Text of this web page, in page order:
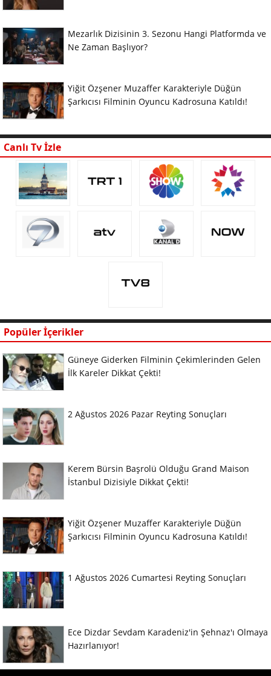
Mezarlık Dizisinin 3. Sezonu Hangi Platformda ve
Ne Zaman Başlıyor?
Yiğit Özşener Muzaffer Karakteriyle Düğün
Şarkıcısı Filminin Oyuncu Kadrosuna Katıldı!
Canlı Tv İzle
Popüler İçerikler
Güneye Giderken Filminin Çekimlerinden Gelen
İlk Kareler Dikkat Çekti!
2 Ağustos 2026 Pazar Reyting Sonuçları
Kerem Bürsin Başrolü Olduğu Grand Maison
İstanbul Dizisiyle Dikkat Çekti!
Yiğit Özşener Muzaffer Karakteriyle Düğün
Şarkıcısı Filminin Oyuncu Kadrosuna Katıldı!
1 Ağustos 2026 Cumartesi Reyting Sonuçları
Ece Dizdar Sevdam Karadeniz'in Şehnaz'ı Olmaya
Hazırlanıyor!